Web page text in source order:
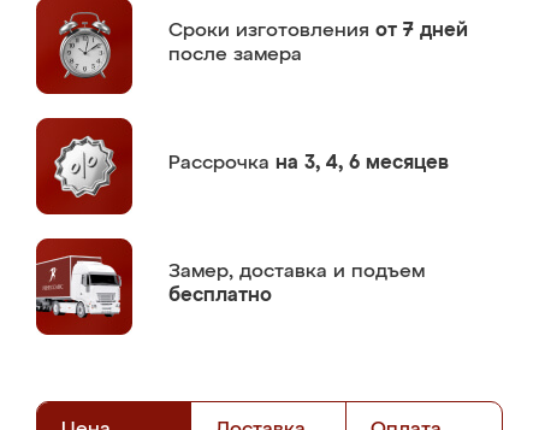
Сроки изготовления от 7 дней
после замера
Рассрочка на 3, 4, 6 месяцев
Замер, доставка и подъем
бесплатно